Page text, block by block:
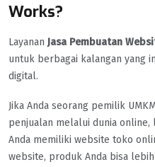
Works?
Layanan Jasa Pembuatan
untuk berbagai kalangan yang
digital.
Jika Anda seorang pemilik
penjualan melalui dunia online,
Anda memiliki website toko
website, produk Anda bisa